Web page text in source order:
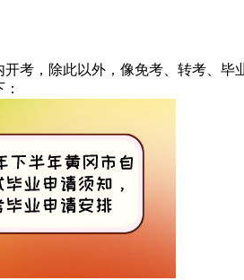
考，除此以外，像免考、转考、